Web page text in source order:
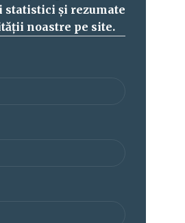
statistici și rezumate
noastre pe site.